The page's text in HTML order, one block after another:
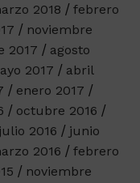
2018
febrero
noviembre
2017
agosto
2017
abril
enero 2017
octubre 2016
julio 2016
junio
2016
febrero
noviembre